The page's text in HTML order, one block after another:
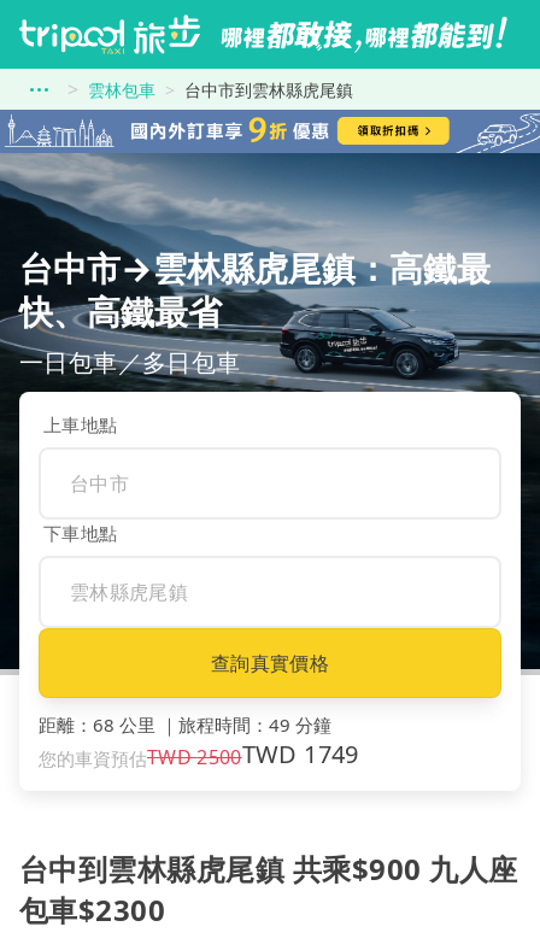
雲林包車 台中市到雲林縣虎尾鎮
台中市→雲林縣虎尾鎮：高鐵最
快、高鐵最省
一日包車／多日包車
上車地點
下車地點
查詢真實價格
距離 ： 68 公里 ｜ 旅程時間 ： 49 分鐘
您的車資預估TWD2500TWD 1749
台中到雲林縣虎尾鎮 共乘$900 九人座
包車$2300